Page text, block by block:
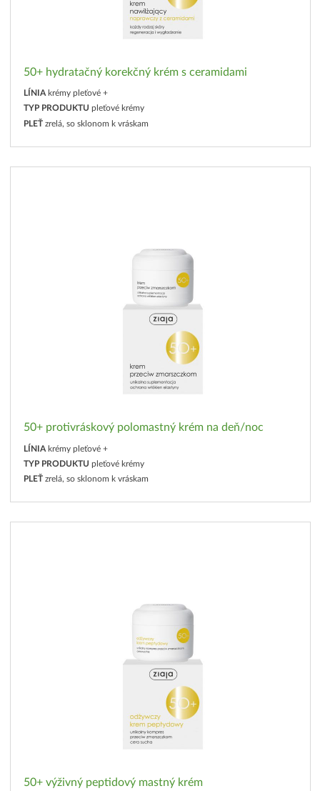
50+ hydratačný korekčný krém s ceramidami
LÍNIA krémy pleťové +
TYP PRODUKTU pleťové krémy
PLEŤ zrelá, so sklonom k vráskam
50+ protivráskový polomastný krém na deň/noc
LÍNIA krémy pleťové +
TYP PRODUKTU pleťové krémy
PLEŤ zrelá, so sklonom k vráskam
50+ výživný peptidový mastný krém